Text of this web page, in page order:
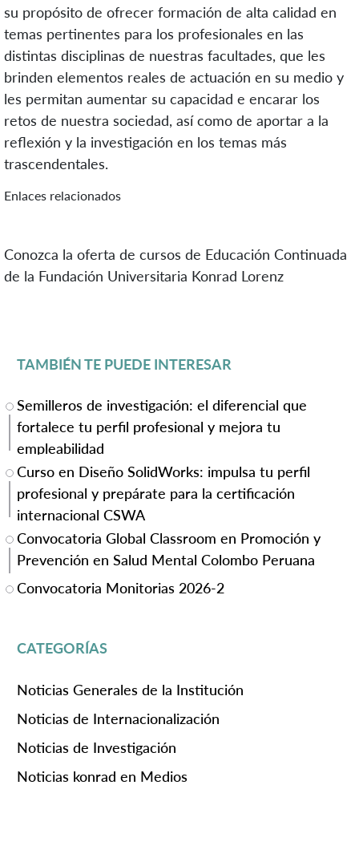
su propósito de ofrecer formación de alta calidad en
temas pertinentes para los profesionales en las
distintas disciplinas de nuestras facultades, que les
brinden elementos reales de actuación en su medio y
les permitan aumentar su capacidad e encarar los
retos de nuestra sociedad, así como de aportar a la
reflexión y la investigación en los temas más
trascendentales.
Enlaces relacionados
Conozca la oferta de cursos de Educación Continuada
de la Fundación Universitaria Konrad Lorenz
TAMBIÉN TE PUEDE INTERESAR
Semilleros de investigación: el diferencial que
fortalece tu perfil profesional y mejora tu
empleabilidad
Curso en Diseño SolidWorks: impulsa tu perfil
profesional y prepárate para la certificación
internacional CSWA
Convocatoria Global Classroom en Promoción y
Prevención en Salud Mental Colombo Peruana
Convocatoria Monitorias 2026-2
CATEGORÍAS
Noticias Generales de la Institución
Noticias de Internacionalización
Noticias de Investigación
Noticias konrad en Medios